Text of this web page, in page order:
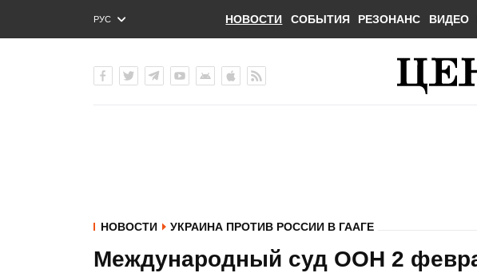
РУС
ENG
НОВОСТИ СОБЫТИЯ РЕЗОНАНС ВИДЕО
НОВОСТИ УКРАИНА ПРОТИВ РОССИИ В ГААГЕ
Международный суд ООН 2